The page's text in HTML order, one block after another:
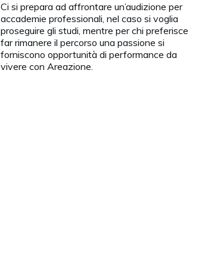
Ci si prepara ad affrontare un’audizione per
accademie professionali, nel caso si voglia
proseguire gli studi, mentre per chi preferisce
far rimanere il percorso una passione si
forniscono opportunità di performance da
vivere con Areazione.